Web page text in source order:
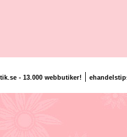
- 13.000 webbutiker!|
Schyllert